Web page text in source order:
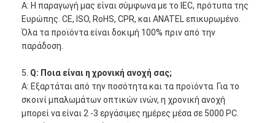
Α: Η παραγωγή μας είναι σύμφωνα με το IEC, πρότυπα της
Ευρώπης. CE, ISO, RoHS, CPR, και ANATEL επικυρωμένο.
Όλα τα προϊόντα είναι δοκιμή 100% πριν από την
παράδοση.
5. Q: Ποια είναι η χρονική ανοχή σας;
Α: Εξαρτάται από την ποσότητα και τα προϊόντα. Για το
σκοινί μπαλωμάτων οπτικών ινών, η χρονική ανοχή
μπορεί να είναι 2 -3 εργάσιμες ημέρες μέσα σε 5000 PC.